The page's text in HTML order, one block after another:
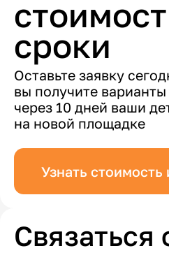
сроки
Оставьте заявку
вы получите
через 10 дней ваши
на новой площадке
Узнать стоимость
Связаться